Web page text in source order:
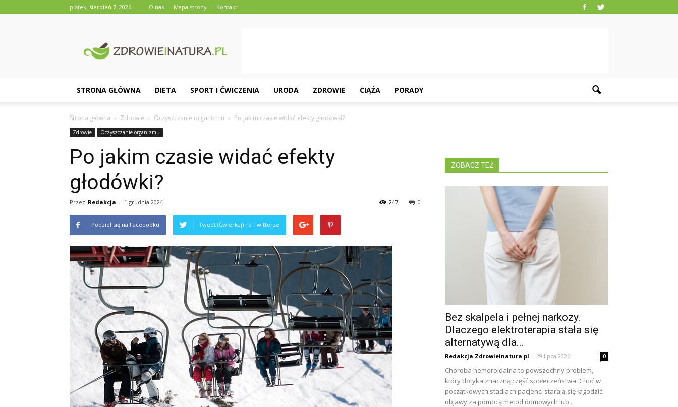
piątek, sierpień 7, 2026 O nas Mapa strony Kontakt
STRONA GŁÓWNA DIETA SPORT I ĆWICZENIA URODA ZDROWIE CIĄŻA PORADY
Strona główna Zdrowie Oczyszczanie organizmu Po jakim czasie widać efekty głodówki?
Zdrowie Oczyszczanie organizmu
Po jakim czasie widać efekty
głodówki?
Przez Redakcja - 1 grudnia 2024 0
247
Podziel się na Facebooku Tweet (Ćwierkaj) na Twitterze
ZOBACZ TEŻ
Bez skalpela i pełnej narkozy.
Dlaczego elektroterapia stała się
alternatywą dla...
Redakcja Zdrowieinatura.pl - 29 lipca 2026 0
Choroba hemoroidalna to powszechny problem,
który dotyka znaczną część społeczeństwa. Choć w
początkowych stadiach pacjenci starają się łagodzić
objawy za pomocą metod domowych lub...